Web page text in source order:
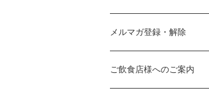
メルマガ登録・解除
ご飲食店様へのご案内